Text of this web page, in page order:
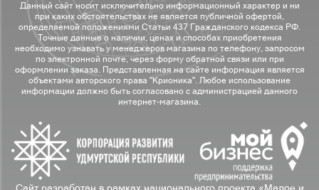
Данный сайт носит исключительно информационный характер и ни
при каких обстоятельствах не является публичной офертой,
определяемой положениями Статьи 437 Гражданского кодекса РФ.
Точные данные о наличии, ценах и способах приобретения
необходимо узнавать у менеджеров магазина по телефону, запросом
по электронной почте, через форму обратной связи или при
оформлении заказа. Представленная на сайте информация является
объектами авторского права "Крионика". Любое использование
информации должно быть согласовано с администрацией данного
интернет-магазина.